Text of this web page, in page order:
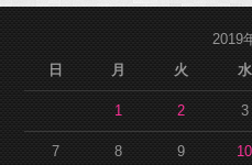
2019
日
月 火 水
1 2 3
7 8 9 10